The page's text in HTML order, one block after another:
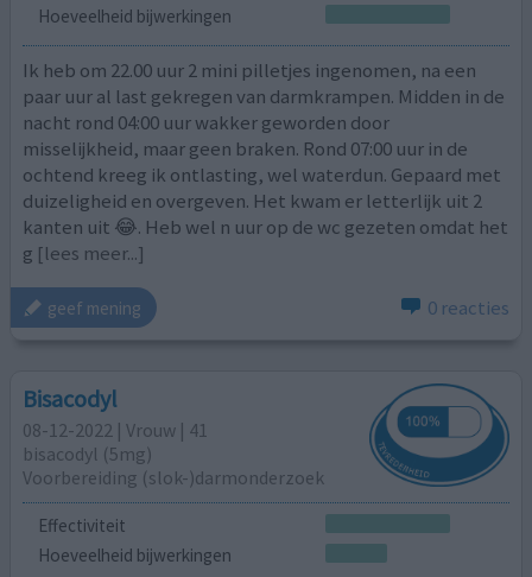
Hoeveelheid bijwerkingen
Ik heb om 22.00 uur 2 mini pilletjes ingenomen, na een
paar uur al last gekregen van darmkrampen. Midden in de
nacht rond 04:00 uur wakker geworden door
misselijkheid, maar geen braken. Rond 07:00 uur in de
ochtend kreeg ik ontlasting, wel waterdun. Gepaard met
duizeligheid en overgeven. Het kwam er letterlijk uit 2
kanten uit 😂. Heb wel n uur op de wc gezeten omdat het
g [lees meer...]
geef mening 0 reacties
Bisacodyl
08-12-2022 | Vrouw | 41
bisacodyl (5mg)
Voorbereiding (slok-)darmonderzoek
Effectiviteit
Hoeveelheid bijwerkingen